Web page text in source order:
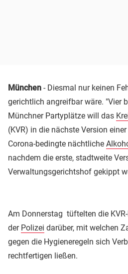
München - Diesmal nur keinen
gerichtlich angreifbar wäre. "Vier
Münchner Partyplätze will das
(KVR) in die nächste Version
Corona-bedingte nächtliche
nachdem die erste, stadtweite
Verwaltungsgerichtshof gekippt
Am Donnerstag tüftelten die
der Polizei darüber, mit welchen
gegen die Hygieneregeln sich
rechtfertigen ließen.